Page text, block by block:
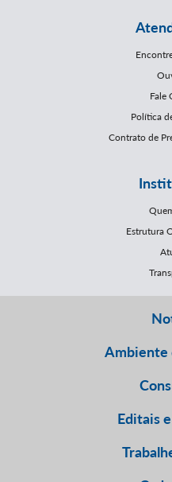
Fale
Política
Contrato de
Estrutura
Ambiente
Editais